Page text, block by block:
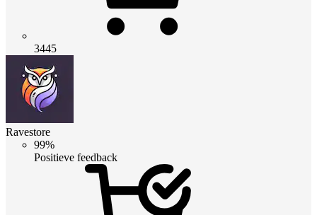
3445
Ravestore
99%
Positieve feedback